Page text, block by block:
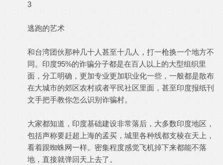
3
逃跑的艺术
和台湾团伙那种几十人甚至十几人，打一枪换一个地方不
同。印度95%的诈骗分子都是在百人以上的大型组织里
面，分工明确，更加专业更加职业化一些，一般都是散布
在大城市的郊区农村或者平民社区里面，甚至印度报纸刊
文手把手教你怎么识别诈骗村。
大家都知道，印度基础建设非常落后，大多数印度地区，
包括声称要赶超上海的孟买，城里各种线都支棱在天上，
看着跟蜘蛛网一样。密集程度感觉飞机掉下来都能不落
地，直接就弹回天上去了。